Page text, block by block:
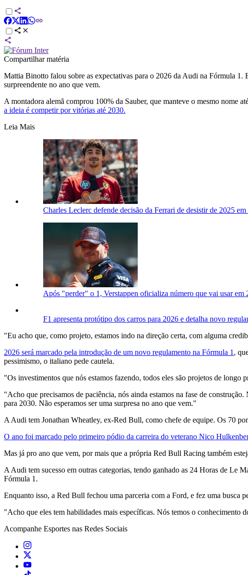
Compartilhar matéria
Mattia Binotto falou sobre as expectativas para o 2026 da Audi na Fórmula
surpreendente no ano que vem.
A montadora alemã comprou 100% da Sauber, que manteve o mesmo nome
a ideia é competir por vitórias até 2030.
Leia Mais
Charles Leclerc defende decisão da Ferrari de desistir de 2025 em
Após "perder" o 1, Verstappen oficializa número que vai usar em
F1 apresenta protótipo dos carros para 2026 e detalha novo
"Eu acho que, como projeto, estamos indo na direção certa, com alguma
2026 será marcado pela introdução de um novo regulamento na Fórmula 1 ,
pessimismo, o italiano pede cautela.
"Os investimentos que nós estamos fazendo, todos eles são projetos de
"Acho que precisamos de paciência, nós ainda estamos na fase de
para 2030. Não esperamos ser uma surpresa no ano que vem."
A Audi tem Jonathan Wheatley, ex-Red Bull, como chefe de equipe. Os 70
O ano foi marcado pelo primeiro pódio da carreira do veterano Nico
Mas já pro ano que vem, por mais que a própria Red Bull Racing também
A Audi tem sucesso em outras categorias, tendo ganhado as 24 Horas de Le
Fórmula 1.
Enquanto isso, a Red Bull fechou uma parceria com a Ford, e fez uma busca
"Acho que eles tem habilidades mais específicas. Nós temos o
Acompanhe Esportes nas Redes Sociais